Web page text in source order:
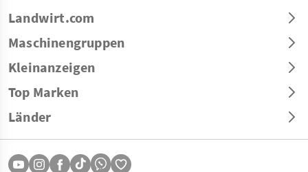
Landwirt.com
Maschinengruppen
Kleinanzeigen
Top Marken
Länder